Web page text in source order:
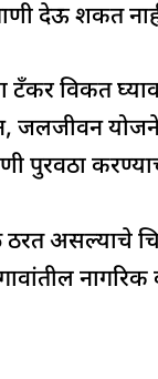
देऊ शकत
विकत
योजने
पुरवठा
असल्याचे